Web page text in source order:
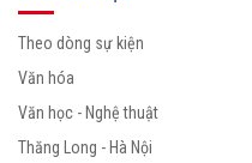
Theo dòng sự kiện
Văn hóa
Văn học - Nghệ thuật
Thăng Long - Hà Nội